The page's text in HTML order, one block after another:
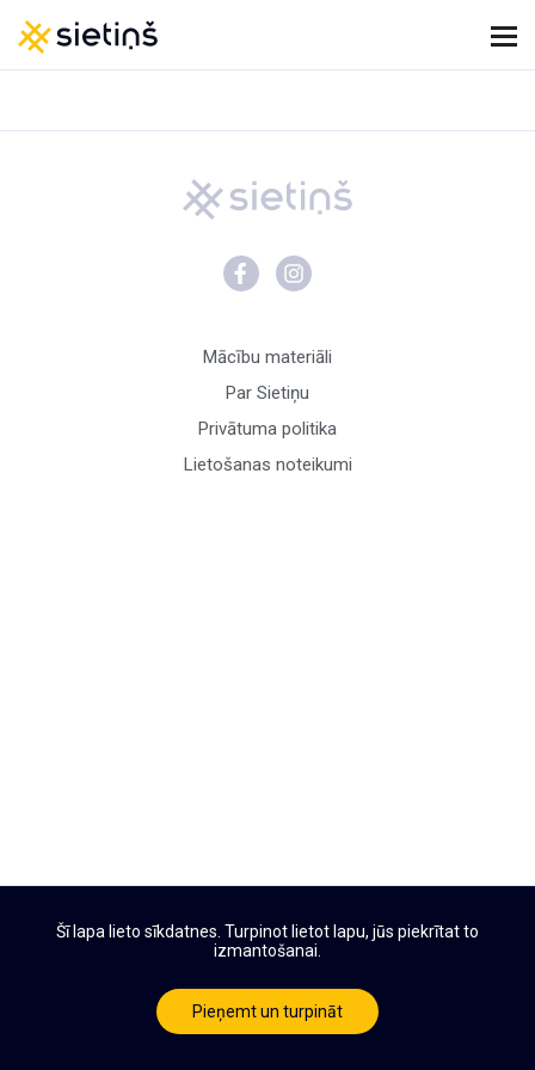
Šī lapa lieto sīkdatnes. Turpinot lietot lapu, jūs piekrītat to
izmantošanai.
Pieņemt un turpināt
Mācību materiāli
Par Sietiņu
Privātuma politika
Lietošanas noteikumi